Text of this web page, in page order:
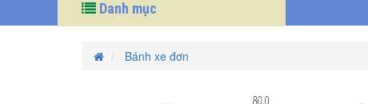
Danh mục
Bánh xe đơn